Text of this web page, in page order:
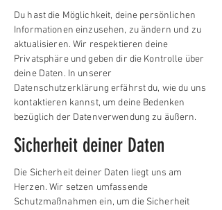
Du hast die Möglichkeit, deine persönlichen
Informationen einzusehen, zu ändern und zu
aktualisieren. Wir respektieren deine
Privatsphäre und geben dir die Kontrolle über
deine Daten. In unserer
Datenschutzerklärung erfährst du, wie du uns
kontaktieren kannst, um deine Bedenken
bezüglich der Datenverwendung zu äußern.
Sicherheit deiner Daten
Die Sicherheit deiner Daten liegt uns am
Herzen. Wir setzen umfassende
Schutzmaßnahmen ein, um die Sicherheit